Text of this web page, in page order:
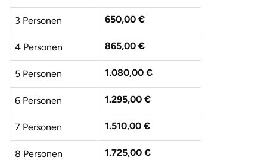
3 Personen 650,00 €
4 Personen 865,00 €
5 Personen 1.080,00 €
6 Personen 1.295,00 €
7 Personen 1.510,00 €
8 Personen 1.725,00 €
Frankfurt am Main
Freiberg
Fulda
Fürstenfeldbruck